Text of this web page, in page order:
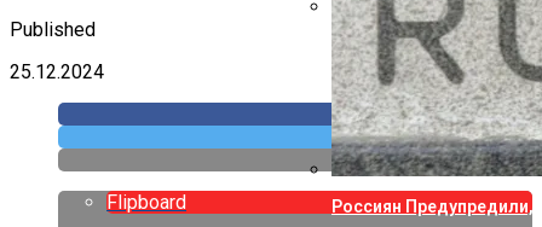
Canon Выпустила
Собственных
Россиян
Published
25.12.2024
Flipboard